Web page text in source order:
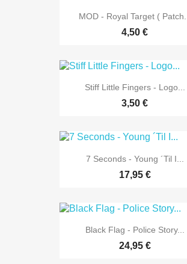
MOD - Royal Target ( Patch...
4,50 €
Stiff Little Fingers - Logo...
3,50 €
7 Seconds - Young ´Til I...
17,95 €
Black Flag - Police Story...
24,95 €